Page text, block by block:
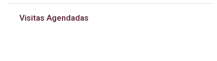
Visitas Agendadas